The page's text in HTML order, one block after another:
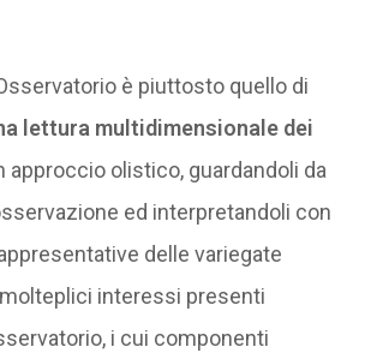
è piuttosto quello di
lettura multidimensionale dei
approccio olistico, guardandoli da
ed interpretandoli con
delle variegate
interessi presenti
i cui componenti